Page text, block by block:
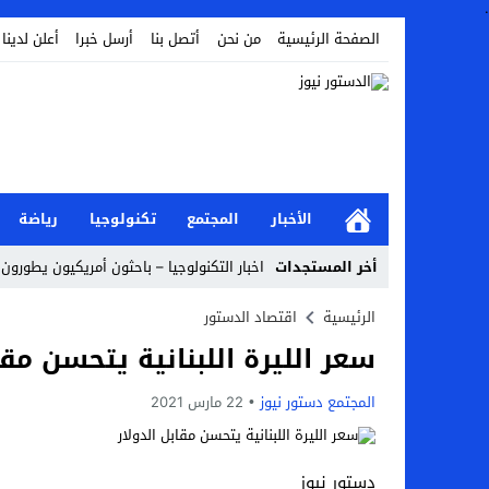
.
الصفحة الرئيسية
من نحن أتصل بنا أرسل خبرا أعلن لدينا
الأخبار المجتمع تكنولوجيا رياضة
أخر المستجدات اخبار التكنولوجيا – باحثون أمريكيون
أخبار الفن – ب الفن – إسعاد يونس: عادل
اراء و اقلام الدستور – بعد ست سنوات من
مال و اعمال – تراجع السندات الخليجية
اخبار العرب – الكويت: وفاة عامل نتيجة
الرئيسية اقتصاد الدستور
سعر الليرة اللبنانية يتحسن
المجتمع دستور نيوز 22 مارس 2021
دستور نيوز